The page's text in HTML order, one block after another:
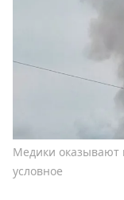
Медики
условное